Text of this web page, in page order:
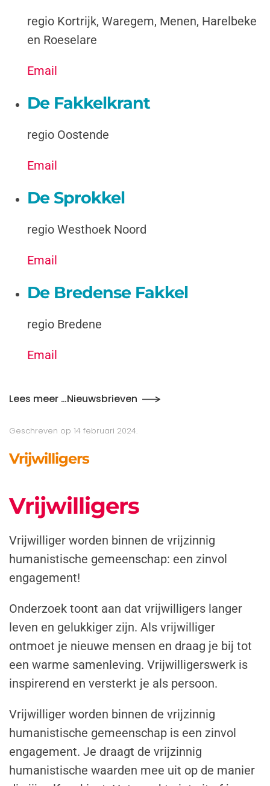
regio Kortrijk, Waregem, Menen, Harelbeke
en Roeselare
Email
De Fakkelkrant
regio Oostende
Email
De Sprokkel
regio Westhoek Noord
Email
De Bredense Fakkel
regio Bredene
Email
Lees meer …Nieuwsbrieven
Geschreven op 14 februari 2024.
Vrijwilligers
Vrijwilligers
Vrijwilliger worden binnen de vrijzinnig
humanistische gemeenschap: een zinvol
engagement!
Onderzoek toont aan dat vrijwilligers langer
leven en gelukkiger zijn. Als vrijwilliger
ontmoet je nieuwe mensen en draag je bij tot
een warme samenleving. Vrijwilligerswerk is
inspirerend en versterkt je als persoon.
Vrijwilliger worden binnen de vrijzinnig
humanistische gemeenschap is een zinvol
engagement. Je draagt de vrijzinnig
humanistische waarden mee uit op de manier